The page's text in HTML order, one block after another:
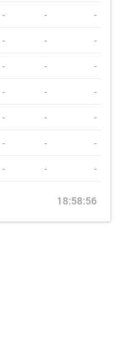
- - -
- - -
- - -
- - -
- - -
- - -
- - -
18:58:56